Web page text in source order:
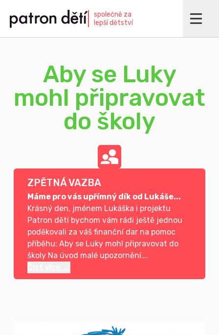
hlavnímu
obsahu
společně za
lepší dětství
Aby se Luky
mohl připravovat
do školy
ZPĚTNÁ VAZBA
Máme pro vás upřímný dík od Lukáše...
Krásný den, jménem Lukáška i projektu
Patron dětí bychom vám rádi ještě jednou
poděkovali za váš finanční dar na pomoc
příběhu: Aby se Luky mohl připravovat do
školy Na úvod malé upozornění….